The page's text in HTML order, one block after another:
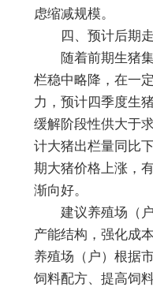
虑缩减规模。
四、预计后期
随着前期生猪
栏稳中略降，在一
力，预计四季度生
缓解阶段性供大于
计大猪出栏量同比
期大猪价格上涨，
渐向好。
建议养殖场（
产能结构，强化成
养殖场（户）根据
饲料配方、提高饲